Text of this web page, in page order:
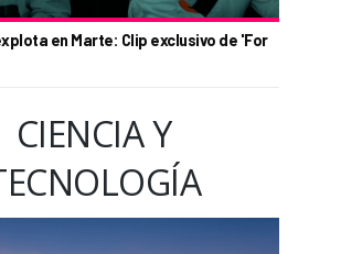
en Marte: Clip exclusivo de 'For
CIENCIA Y